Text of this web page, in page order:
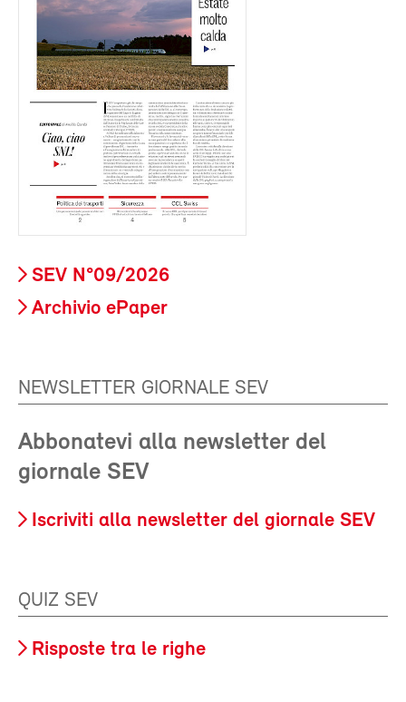
SEV N°09/2026
Archivio ePaper
NEWSLETTER GIORNALE SEV
Abbonatevi alla newsletter del
giornale SEV
Iscriviti alla newsletter del giornale SEV
QUIZ SEV
Risposte tra le righe